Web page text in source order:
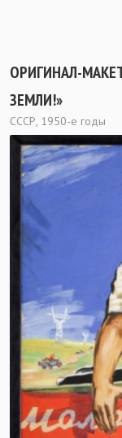
ОРИГИНАЛ-
ЗЕМЛИ!»
СССР, 1950-е годы